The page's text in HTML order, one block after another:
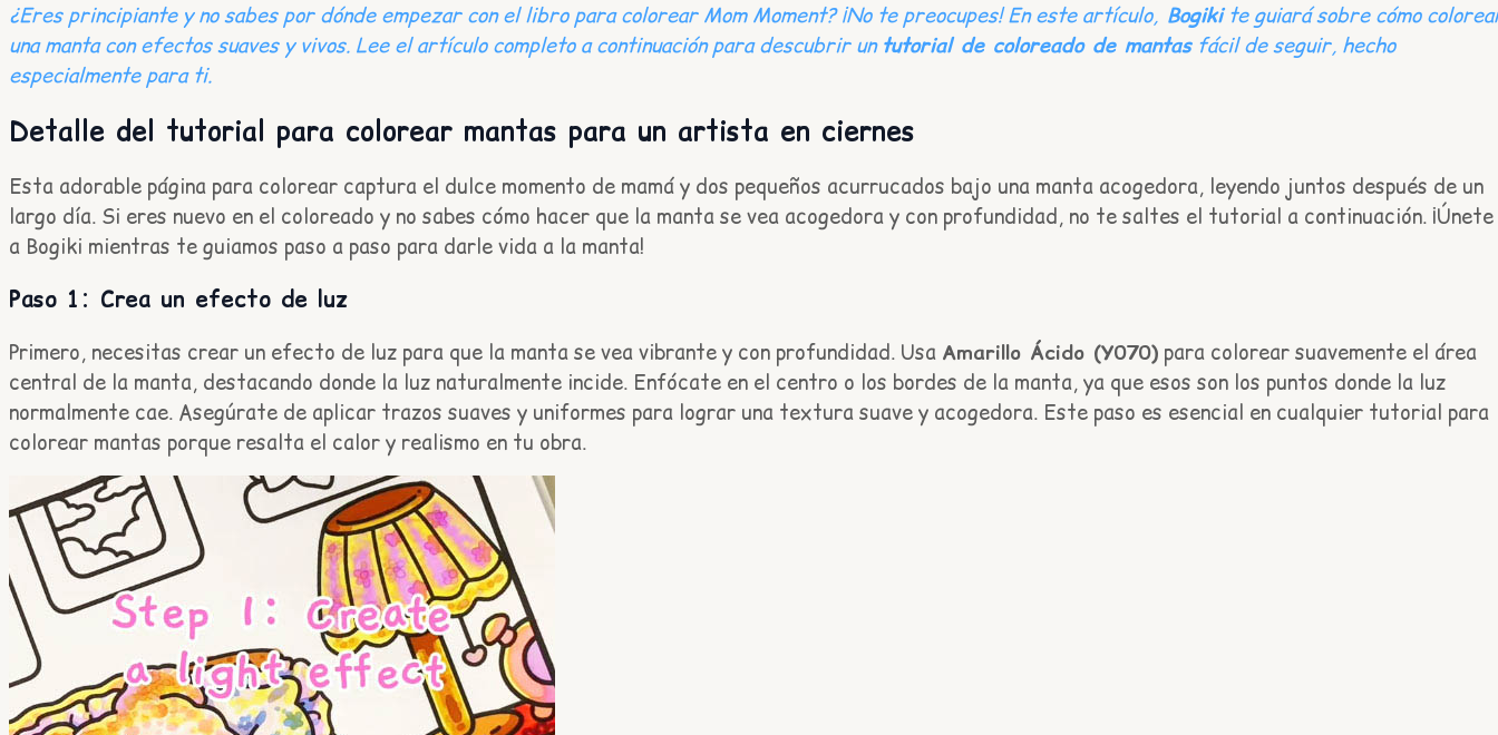
¿Eres principiante y no sabes por dónde empezar con el libro para colorear Mom Moment? ¡No te preocupes! En este artículo, Bogikite guiará sobre cómo
una manta con efectos suaves y vivos. Lee el artículo completo a continuación para descubrir un tutorial de coloreado de mantasfácil de seguir, hecho
especialmente para ti.
Detalle del tutorial para colorear mantas para un artista en ciernes
Esta adorable página para colorear captura el dulce momento de mamá y dos pequeños acurrucados bajo una manta acogedora, leyendo juntos después de un
largo día. Si eres nuevo en el coloreado y no sabes cómo hacer que la manta se vea acogedora y con profundidad, no te saltes el tutorial a continuación. ¡Únete
a Bogiki mientras te guiamos paso a paso para darle vida a la manta!
Paso 1: Crea un efecto de luz
Primero, necesitas crear un efecto de luz para que la manta se vea vibrante y con profundidad. Usa Amarillo Ácido (Y070) para colorear suavemente el área
central de la manta, destacando donde la luz naturalmente incide. Enfócate en el centro o los bordes de la manta, ya que esos son los puntos donde la luz
normalmente cae. Asegúrate de aplicar trazos suaves y uniformes para lograr una textura suave y acogedora. Este paso es esencial en cualquier tutorial para
colorear mantas porque resalta el calor y realismo en tu obra.